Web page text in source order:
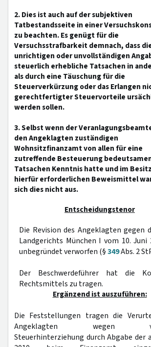
2. Dies ist auch auf der subjektiven
Tatbestandsseite in einer
zu beachten. Es genügt für die
Versuchsstrafbarkeit demnach, dass
unrichtigen oder unvollständigen
steuerlich erhebliche Tatsachen in
als durch eine Täuschung für die
Steuerverkürzung oder das Erlangen
gerechtfertigter Steuervorteile
werden sollen.
3. Selbst wenn der
den Angeklagten zuständigen
Wohnsitzfinanzamt von allen für eine
zutreffende Besteuerung
Tatsachen Kenntnis hatte und im
hierfür erforderlichen Beweismittel
sich dies nicht aus.
Entscheidungstenor
Die Revision des Angeklagten gegen
Landgerichts München I vom 10. Juni
unbegründet verworfen (§349Abs. 2
Der Beschwerdeführer hat die
Rechtsmittels zu tragen.
Ergänzend ist auszuführen:
Die Feststellungen tragen die
Angeklagten wegen
Steuerhinterziehung durch Abgabe der